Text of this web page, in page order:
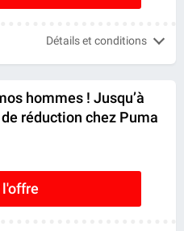
Détails et conditions
hommes ! Jusqu’à
de réduction chez Puma